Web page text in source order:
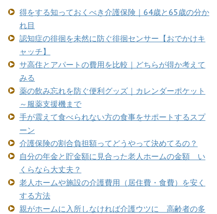
得をする知っておくべき介護保険｜64歳と65歳の分か
れ目
認知症の徘徊を未然に防ぐ徘徊センサー【おでかけキ
ャッチ】
サ高住とアパートの費用を比較｜どちらが得か考えて
みる
薬の飲み忘れを防ぐ便利グッズ｜カレンダーポケット
～服薬支援機まで
手が震えて食べられない方の食事をサポートするスプ
ーン
介護保険の割合負担額ってどうやって決めてるの？
自分の年金と貯金額に見合った老人ホームの金額 い
くらなら大丈夫？
老人ホームや施設の介護費用（居住費・食費）を安く
する方法
親がホームに入所しなければ介護ウツに 高齢者の多